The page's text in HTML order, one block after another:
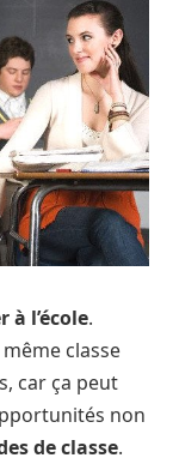
à l’école.
classe
car ça peut
non
de classe.